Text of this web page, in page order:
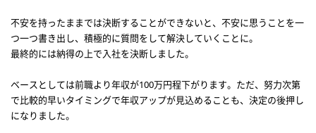
不安を持ったままでは決断することができないと、不安に思うことを一
つ一つ書き出し、積極的に質問をして解決していくことに。
最終的には納得の上で入社を決断しました。
ベースとしては前職より年収が100万円程下がります。ただ、努力次第
で比較的早いタイミングで年収アップが見込めることも、決定の後押し
になりました。